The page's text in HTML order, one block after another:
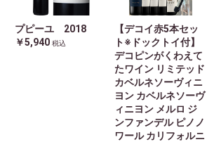
プピーユ 2018
￥5,940 税込
【デコイ赤5本セッ
ト※ドックトイ付】
デコピンがくわえて
たワイン リミテッド
カベルネソーヴィニ
ヨン カベルネソーヴ
ィニヨン メルロ ジ
ンファンデル ピノノ
ワール カリフォルニ